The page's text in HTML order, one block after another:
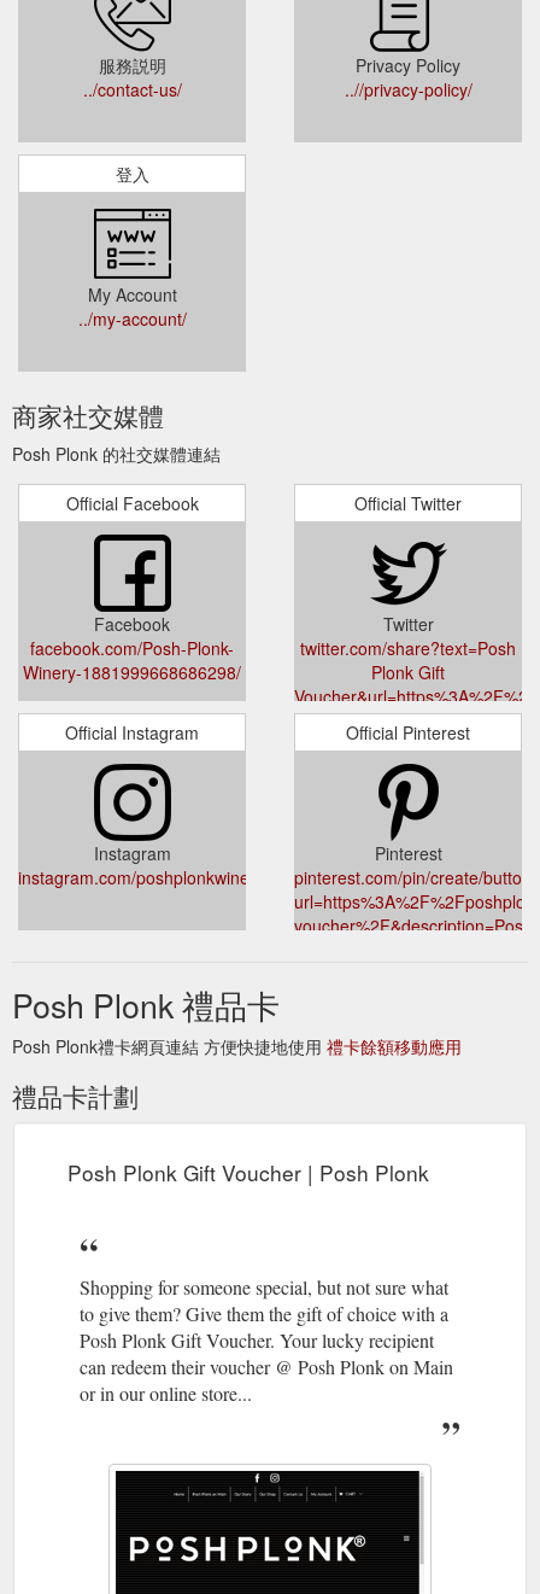
服務説明
../contact-us/
Privacy Policy
..//privacy-policy/
登入
My Account
../my-account/
商家社交媒體
Posh Plonk 的社交媒體連結
Official Facebook
Facebook
facebook.com/Posh-Plonk-
Winery-1881999668686298/
Official Twitter
Twitter
twitter.com/share?text=Posh
Plonk Gift
voucher%2F
Official Instagram
Instagram
instagram.com/poshplonkwine/
Official Pinterest
Pinterest
pinterest.com/pin/create/
Posh Plonk 禮品卡
Posh Plonk禮卡網頁連結 方便快捷地使用 禮卡餘額移動應用
禮品卡計劃
Posh Plonk Gift Voucher | Posh Plonk
Shopping for someone special, but not sure what
to give them? Give them the gift of choice with a
Posh Plonk Gift Voucher. Your lucky recipient
can redeem their voucher @ Posh Plonk on Main
or in our online store...